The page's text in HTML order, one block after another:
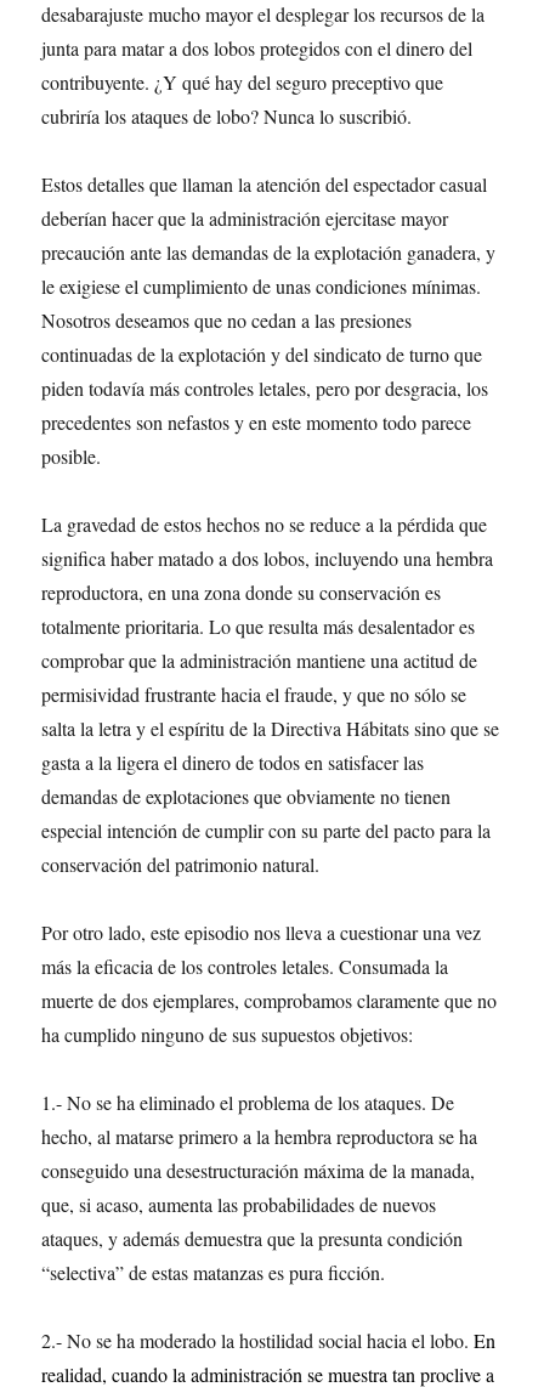
desabarajuste mucho mayor el desplegar los recursos de la
junta para matar a dos lobos protegidos con el dinero del
contribuyente. ¿Y qué hay del seguro preceptivo que
cubriría los ataques de lobo? Nunca lo suscribió.
Estos detalles que llaman la atención del espectador casual
deberían hacer que la administración ejercitase mayor
precaución ante las demandas de la explotación ganadera, y
le exigiese el cumplimiento de unas condiciones mínimas.
Nosotros deseamos que no cedan a las presiones
continuadas de la explotación y del sindicato de turno que
piden todavía más controles letales, pero por desgracia, los
precedentes son nefastos y en este momento todo parece
posible.
La gravedad de estos hechos no se reduce a la pérdida que
significa haber matado a dos lobos, incluyendo una hembra
reproductora, en una zona donde su conservación es
totalmente prioritaria. Lo que resulta más desalentador es
comprobar que la administración mantiene una actitud de
permisividad frustrante hacia el fraude, y que no sólo se
salta la letra y el espíritu de la Directiva Hábitats sino que se
gasta a la ligera el dinero de todos en satisfacer las
demandas de explotaciones que obviamente no tienen
especial intención de cumplir con su parte del pacto para la
conservación del patrimonio natural.
Por otro lado, este episodio nos lleva a cuestionar una vez
más la eficacia de los controles letales. Consumada la
muerte de dos ejemplares, comprobamos claramente que no
ha cumplido ninguno de sus supuestos objetivos:
1.- No se ha eliminado el problema de los ataques. De
hecho, al matarse primero a la hembra reproductora se ha
conseguido una desestructuración máxima de la manada,
que, si acaso, aumenta las probabilidades de nuevos
ataques, y además demuestra que la presunta condición
“selectiva” de estas matanzas es pura ficción.
2.- No se ha moderado la hostilidad social hacia el lobo. En
realidad, cuando la administración se muestra tan proclive a